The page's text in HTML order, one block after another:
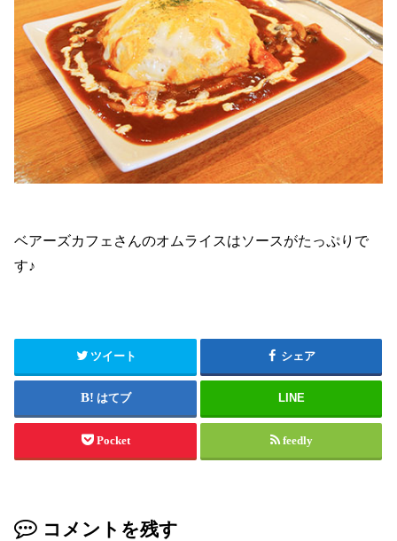
ベアーズカフェさんのオムライスはソースがたっぷりで
す♪
ツイート シェア
はてブ LINE
Pocket feedly
コメントを残す